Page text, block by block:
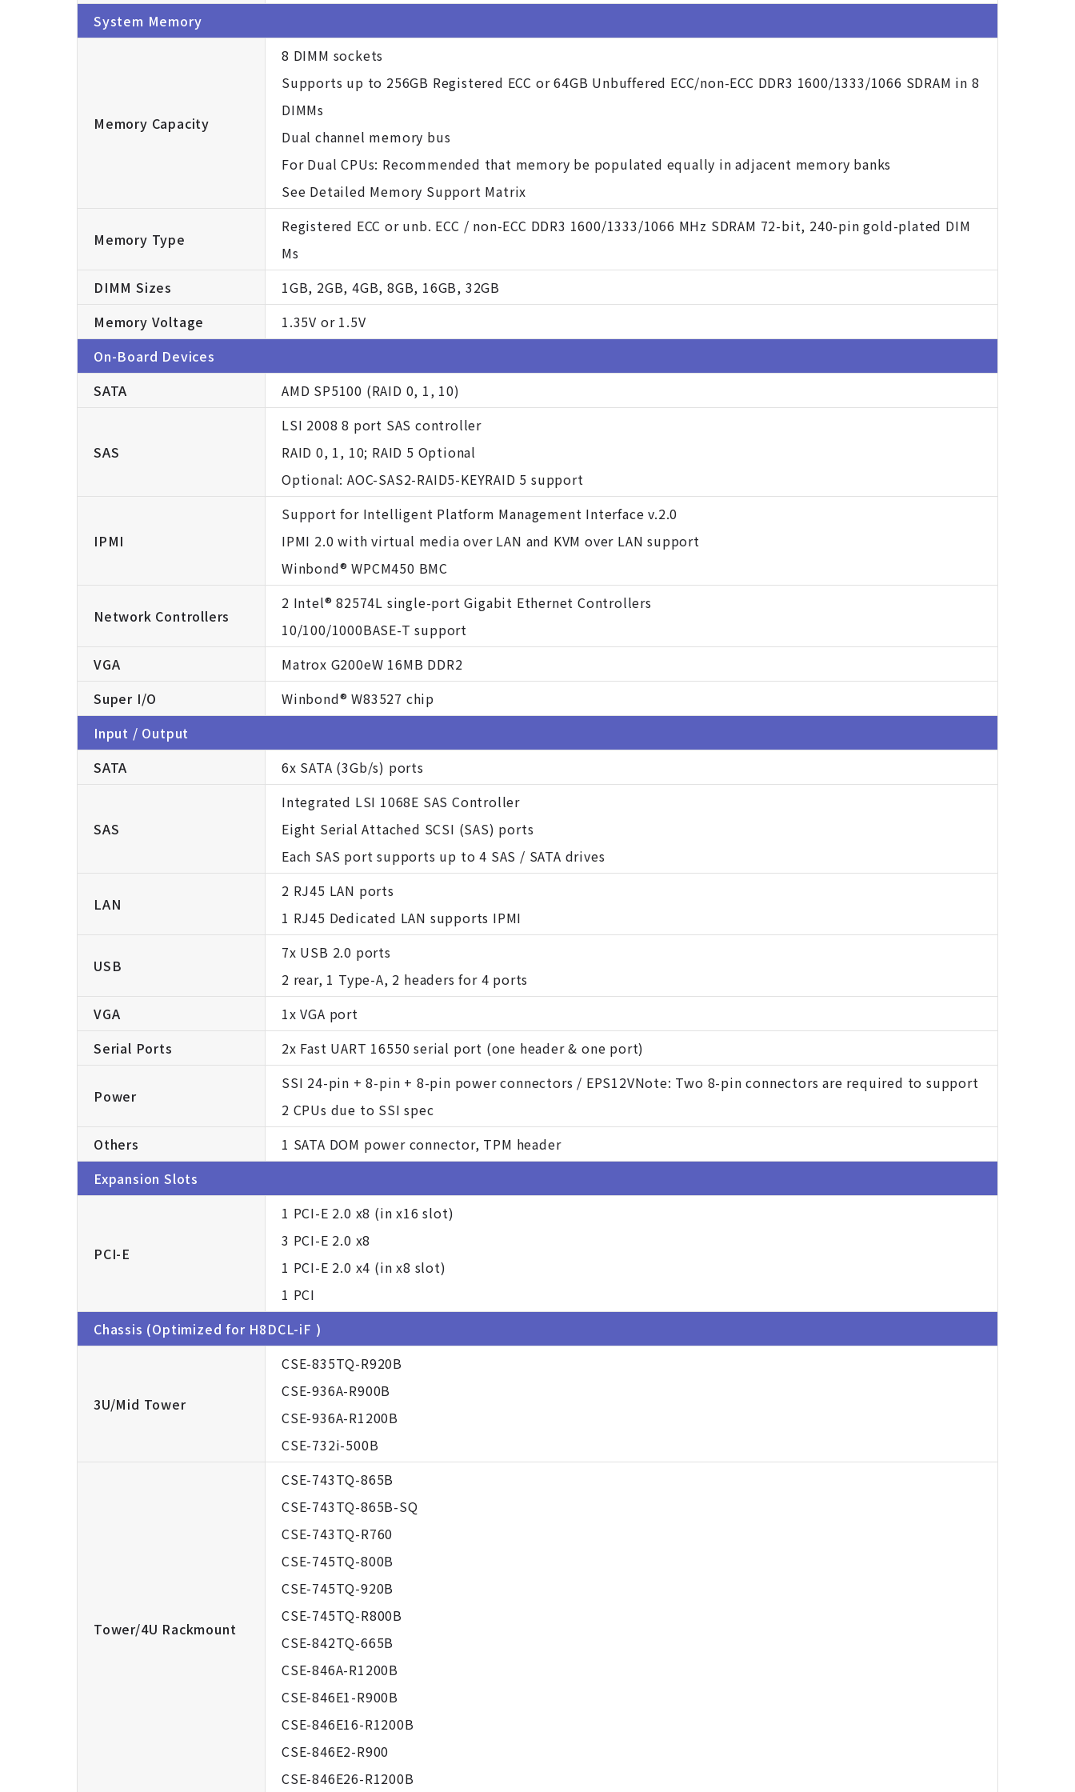
System Memory
Memory Capacity
8 DIMM sockets
Supports up to 256GB Registered ECC or 64GB Unbuffered ECC/non-ECC DDR3 1600/1333/1066 SDRAM in 8
DIMMs
Dual channel memory bus
For Dual CPUs: Recommended that memory be populated equally in adjacent memory banks
See Detailed Memory Support Matrix
Memory Type
Registered ECC or unb. ECC / non-ECC DDR3 1600/1333/1066 MHz SDRAM 72-bit, 240-pin gold-plated DIM
Ms
DIMM Sizes
1GB, 2GB, 4GB, 8GB, 16GB, 32GB
Memory Voltage
1.35V or 1.5V
On-Board Devices
SATA
AMD SP5100 (RAID 0, 1, 10)
SAS
LSI 2008 8 port SAS controller
RAID 0, 1, 10; RAID 5 Optional
Optional: AOC-SAS2-RAID5-KEYRAID 5 support
IPMI
Support for Intelligent Platform Management Interface v.2.0
IPMI 2.0 with virtual media over LAN and KVM over LAN support
Winbond® WPCM450 BMC
Network Controllers
2 Intel® 82574L single-port Gigabit Ethernet Controllers
10/100/1000BASE-T support
VGA
Matrox G200eW 16MB DDR2
Super I/O
Winbond® W83527 chip
Input / Output
SATA
6x SATA (3Gb/s) ports
SAS
Integrated LSI 1068E SAS Controller
Eight Serial Attached SCSI (SAS) ports
Each SAS port supports up to 4 SAS / SATA drives
LAN
2 RJ45 LAN ports
1 RJ45 Dedicated LAN supports IPMI
USB
7x USB 2.0 ports
2 rear, 1 Type-A, 2 headers for 4 ports
VGA
1x VGA port
Serial Ports
2x Fast UART 16550 serial port (one header & one port)
Power
SSI 24-pin + 8-pin + 8-pin power connectors / EPS12VNote: Two 8-pin connectors are required to support
2 CPUs due to SSI spec
Others
1 SATA DOM power connector, TPM header
Expansion Slots
PCI-E
1 PCI-E 2.0 x8 (in x16 slot)
3 PCI-E 2.0 x8
1 PCI-E 2.0 x4 (in x8 slot)
1 PCI
Chassis (Optimized for H8DCL-iF )
3U/Mid Tower
CSE-835TQ-R920B
CSE-936A-R900B
CSE-936A-R1200B
CSE-732i-500B
Tower/4U Rackmount
CSE-743TQ-865B
CSE-743TQ-865B-SQ
CSE-743TQ-R760
CSE-745TQ-800B
CSE-745TQ-920B
CSE-745TQ-R800B
CSE-842TQ-665B
CSE-846A-R1200B
CSE-846E1-R900B
CSE-846E16-R1200B
CSE-846E2-R900
CSE-846E26-R1200B